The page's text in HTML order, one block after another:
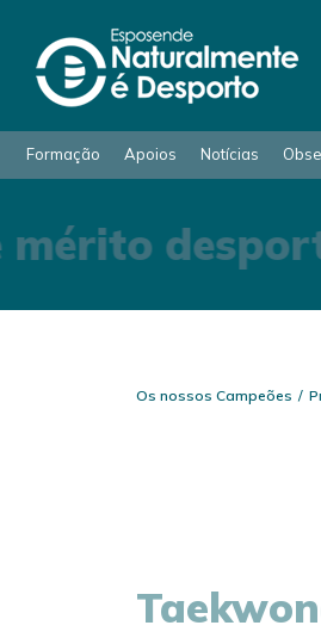
Formação Apoios Notícias
Os nossos Campeões